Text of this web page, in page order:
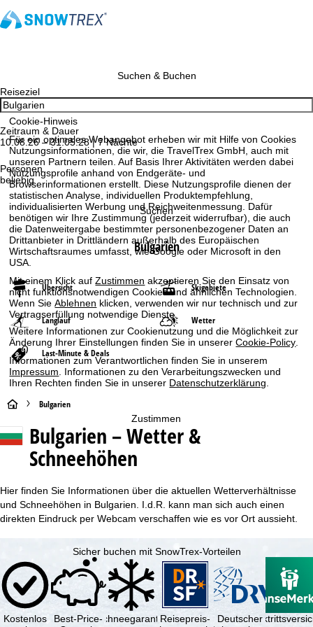
Cookie-Hinweis
Für ein optimales Webangebot erheben wir mit Hilfe von Cookies
Nutzungsinformationen, die wir, die TravelTrex GmbH, auch mit
unseren Partnern teilen. Auf Basis Ihrer Aktivitäten werden dabei
Nutzungsprofile anhand von Endgeräte- und
Browserinformationen erstellt. Diese Nutzungsprofile dienen der
statistischen Analyse, individuellen Produktempfehlung,
individualisierten Werbung und Reichweitenmessung. Dafür
benötigen wir Ihre Zustimmung (jederzeit widerrufbar), die auch
die Datenweitergabe bestimmter personenbezogener Daten an
Drittanbieter in Drittländern außerhalb des Europäischen
Wirtschaftsraumes umfasst, wie Google oder Microsoft in den
USA.
Mit einem Klick aufZustimmen akzeptieren Sie den Einsatz von
nicht funktionsnotwendigen Cookies und ähnlichen Technologien.
Wenn SieAblehnen klicken, verwenden wir nur technisch und zur
Vertragserfüllung notwendige Dienste.
Weitere Informationen zur Cookienutzung und die Möglichkeit zur
Änderung Ihrer Einstellungen finden Sie in unsererCookie-Policy.
Informationen zum Verantwortlichen finden Sie in unserem
Impressum. Informationen zu den Verarbeitungszwecken und
Ihren Rechten finden Sie in unserer Datenschutzerklärung.
Zustimmen
Suchen & Buchen
Reiseziel
Zeitraum & Dauer
10.08.26 – 31.05.28 | 7 Nächte
Personen
beliebig
Suchen
Bulgarien
Übersicht Skigebiete
Langlauf Wetter
Last-Minute & Deals
S
t
r
t
i
Bulgarien
Bulgarien – Wetter &
Schneehöhen
Hier finden Sie Informationen über die aktuellen Wetterverhältnisse
und Schneehöhen in Bulgarien. I.d.R. kann man sich auch einen
direkten Eindruck per Webcam verschaffen wie es vor Ort aussieht.
Sicher buchen mit SnowTrex-Vorteilen
Kostenlos
Best-Price-SchneegarantieReisepreis-
Deutscher